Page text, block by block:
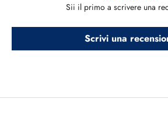
Sii il primo a scrivere una
Scrivi una